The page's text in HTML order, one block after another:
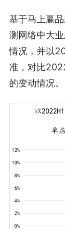
基于马上赢
测网络中大
情况，并以
准，对比
的变动情况。